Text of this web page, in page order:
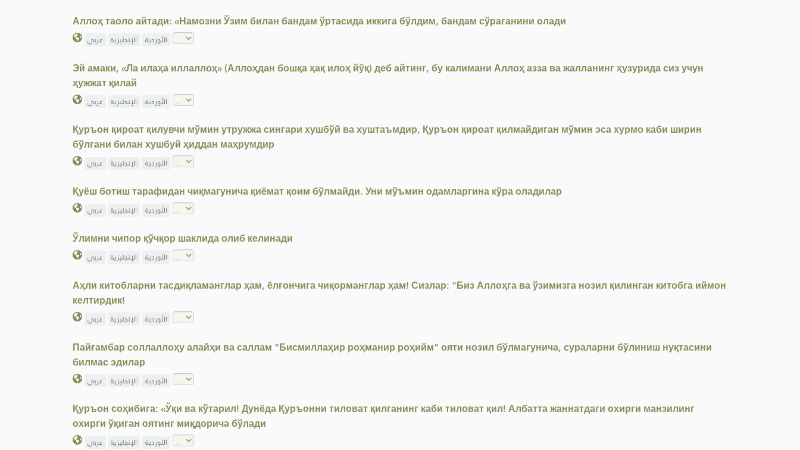
Аллоҳ таоло айтади: «Намозни Ўзим билан бандам ўртасида иккига бўлдим, бандам сўраганини олади
عربي الإنجليزية الأوردية
Эй амаки, «Ла илаҳа иллаллоҳ» (Аллоҳдан бошқа ҳақ илоҳ йўқ) деб айтинг, бу калимани Аллоҳ азза ва жалланинг ҳузурида сиз учун
ҳужжат қилай
عربي الإنجليزية الأوردية
Қуръон қироат қилувчи мўмин утружжа сингари хушбўй ва хуштаъмдир, Қуръон қироат қилмайдиган мўмин эса хурмо каби ширин
бўлгани билан хушбуй ҳиддан маҳрумдир
عربي الإنجليزية الأوردية
Қуёш ботиш тарафидан чиқмагунича қиёмат қоим бўлмайди. Уни мўъмин одамларгина кўра оладилар
عربي الإنجليزية الأوردية
Ўлимни чипор қўчқор шаклида олиб келинади
عربي الإنجليزية الأوردية
Аҳли китобларни тасдиқламанглар ҳам, ёлғончига чиқорманглар ҳам! Сизлар: "Биз Аллоҳга ва ўзимизга нозил қилинган китобга иймон
келтирдик!
عربي الإنجليزية الأوردية
Пайғамбар соллаллоҳу алайҳи ва саллам "Бисмиллаҳир роҳманир роҳийм" ояти нозил бўлмагунича, сураларни бўлиниш нуқтасини
билмас эдилар
عربي الإنجليزية الأوردية
Қуръон соҳибига: «Ўқи ва кўтарил! Дунёда Қуръонни тиловат қилганинг каби тиловат қил! Албатта жаннатдаги охирги манзилинг
охирги ўқиган оятинг миқдорича бўлади
عربي الإنجليزية الأوردية